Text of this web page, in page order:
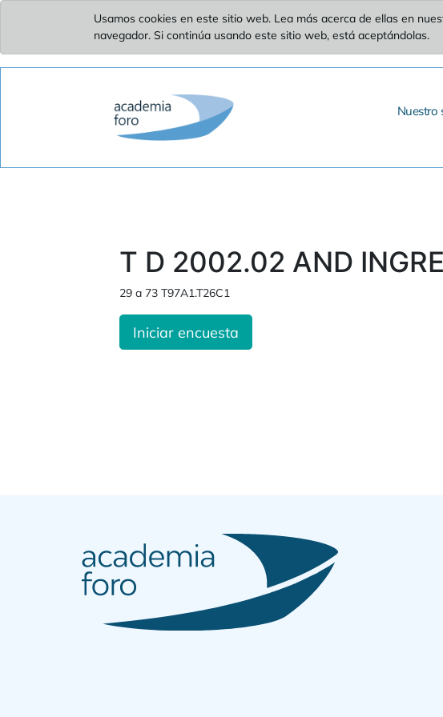
Usamos cookies en este sitio web. Lea más acerca de ellas en
navegador. Si continúa usando este sitio web, está aceptándolas.
Nuestro
T D 2002.02 AND
29 a 73 T97A1.T26C1
Iniciar encuesta